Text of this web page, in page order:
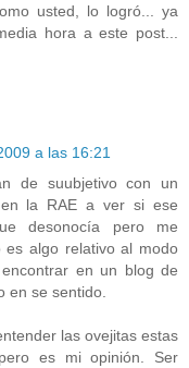
usted, lo logró... ya
hora a este post...
a las 16:21
de suubjetivo con un
en la RAE a ver si ese
desonocía pero me
es algo relativo al modo
en un blog de
en se sentido.
las ovejitas estas
es mi opinión. Ser